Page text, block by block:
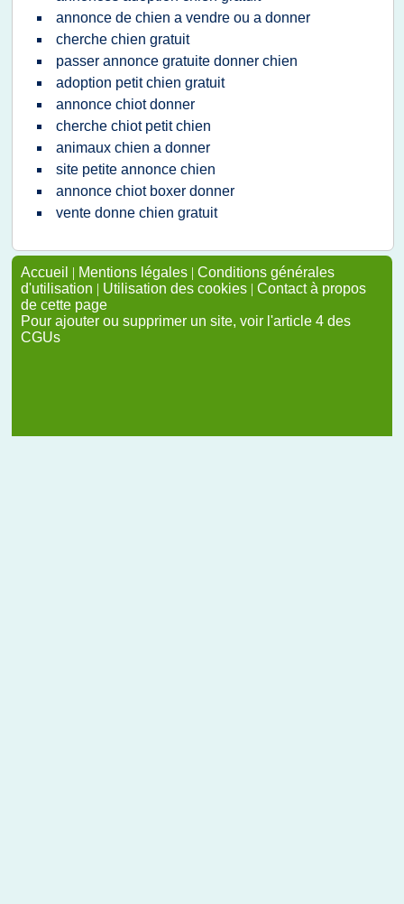
annonce de chien a vendre ou a donner
cherche chien gratuit
passer annonce gratuite donner chien
adoption petit chien gratuit
annonce chiot donner
cherche chiot petit chien
animaux chien a donner
site petite annonce chien
annonce chiot boxer donner
vente donne chien gratuit
Accueil | Mentions légales | Conditions générales
d'utilisation | Utilisation des cookies | Contact à propos
de cette page
Pour ajouter ou supprimer un site, voir l'article 4 des
CGUs